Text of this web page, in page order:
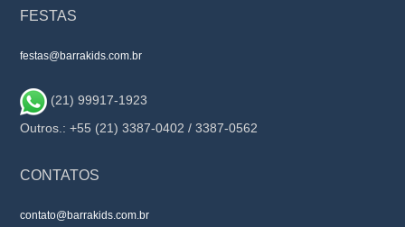
FESTAS
festas@barrakids.com.br
(21) 99917-1923
Outros.: +55 (21) 3387-0402 / 3387-0562
CONTATOS
contato@barrakids.com.br